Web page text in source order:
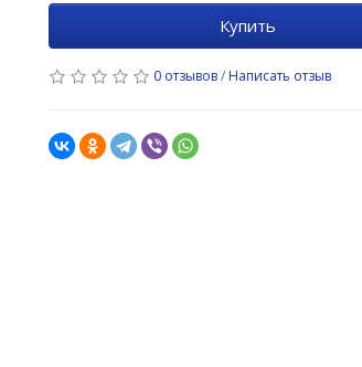
Купить
0 отзывов/ Написать отзыв